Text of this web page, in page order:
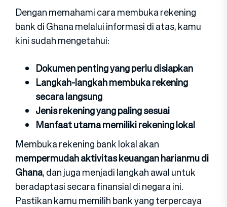
Dengan memahami cara membuka rekening
bank di Ghana melalui informasi di atas, kamu
kini sudah mengetahui:
Dokumen penting yang perlu disiapkan
Langkah-langkah membuka rekening
secara langsung
Jenis rekening yang paling sesuai
Manfaat utama memiliki rekening lokal
Membuka rekening bank lokal akan
mempermudah aktivitas keuangan harianmu di
Ghana, dan juga menjadi langkah awal untuk
beradaptasi secara finansial di negara ini.
Pastikan kamu memilih bank yang terpercaya